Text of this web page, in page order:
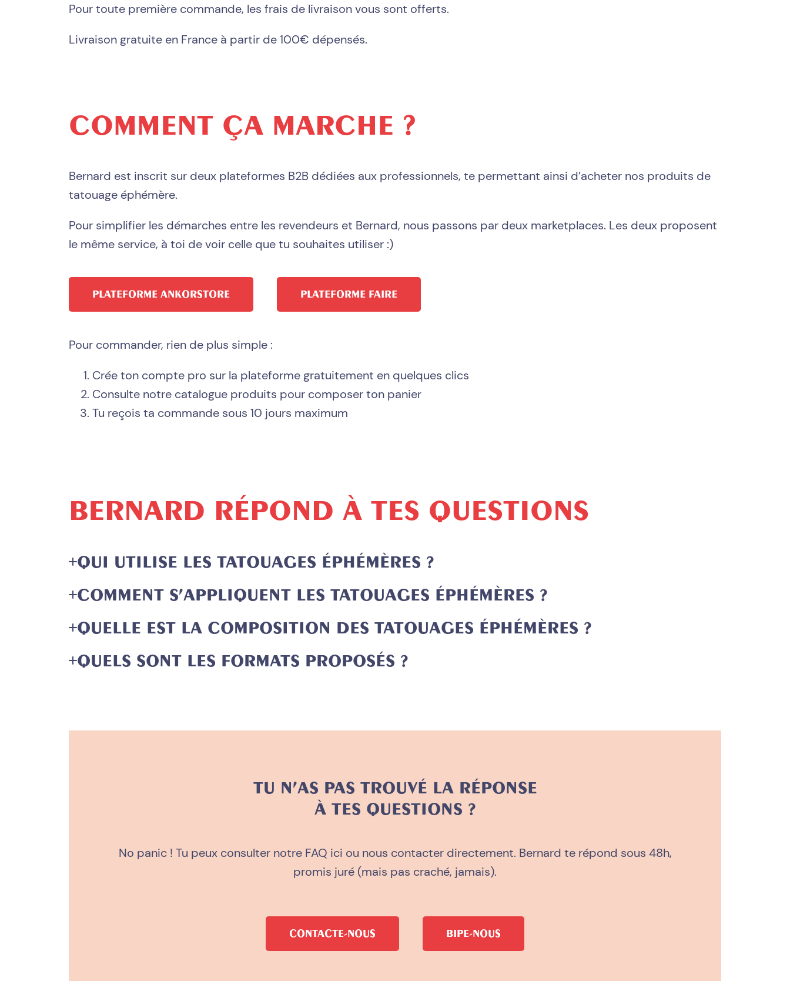
Pour toute première commande, les frais de livraison vous sont offerts.
Livraison gratuite en France à partir de 100€ dépensés.
COMMENT ÇA MARCHE ?
Bernard est inscrit sur deux plateformes B2B dédiées aux professionnels, te permettant ainsi d’acheter nos produits de
tatouage éphémère.
Pour simplifier les démarches entre les revendeurs et Bernard, nous passons par deux marketplaces. Les deux proposent
le même service, à toi de voir celle que tu souhaites utiliser :)
PLATEFORME ANKORSTORE PLATEFORME FAIRE
Pour commander, rien de plus simple :
Crée ton compte pro sur la plateforme gratuitement en quelques clics
Consulte notre catalogue produits pour composer ton panier
Tu reçois ta commande sous 10 jours maximum
BERNARD RÉPOND À TES QUESTIONS
QUI UTILISE LES TATOUAGES ÉPHÉMÈRES ?
COMMENT S’APPLIQUENT LES TATOUAGES ÉPHÉMÈRES ?
QUELLE EST LA COMPOSITION DES TATOUAGES ÉPHÉMÈRES ?
QUELS SONT LES FORMATS PROPOSÉS ?
TU N’AS PAS TROUVÉ LA RÉPONSE
À TES QUESTIONS ?
No panic ! Tu peux consulter notre FAQ ici ou nous contacter directement. Bernard te répond sous 48h,
promis juré (mais pas craché, jamais).
CONTACTE-NOUS BIPE-NOUS